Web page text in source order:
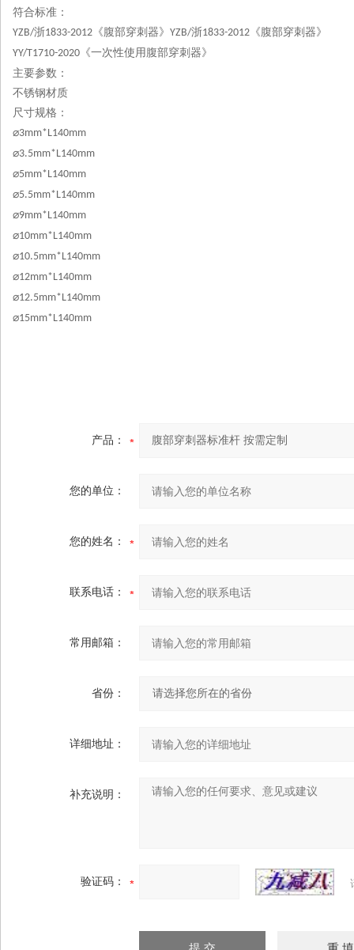
符合标准：
YZB/浙1833-2012 《腹部穿刺器》 YZB/浙1833-2012 《腹部穿刺器》
YY/T1710-2020 《一次性使用腹部穿刺器》
主要参数：
不锈钢材质
尺寸规格：
⌀3mm*L140mm
⌀3.5mm*L140mm
⌀5mm*L140mm
⌀5.5mm*L140mm
⌀9mm*L140mm
⌀10mm*L140mm
⌀10.5mm*L140mm
⌀12mm*L140mm
⌀12.5mm*L140mm
⌀15mm*L140mm
产品：
您的单位：
您的姓名：
联系电话：
常用邮箱：
省份：
详细地址：
补充说明：
验证码：